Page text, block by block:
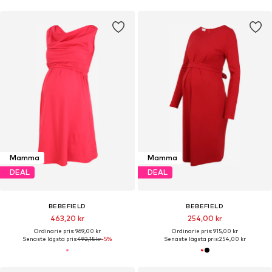
Mamma
DEAL
BEBEFIELD
463,20 kr
Ordinarie pris: 969,00 kr
Senaste lägsta pris:492,15 kr-5%
Mamma
DEAL
BEBEFIELD
254,00 kr
Ordinarie pris: 915,00 kr
Senaste lägsta pris:254,00 kr